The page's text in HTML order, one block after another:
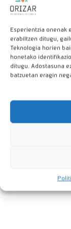
Esperientzia onenak
erabiltzen ditugu,
Teknologia horien
honetako
ditugu. Adostasuna
batzuetan eragin